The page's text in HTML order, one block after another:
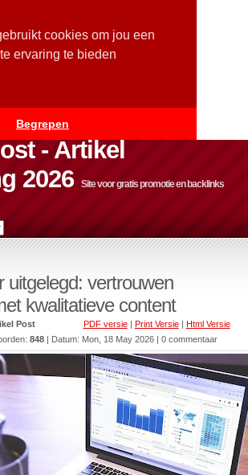
cookies om jou een
ervaring te bieden
Begrepen
- Artikel
2026
Site voor gratis promotie en backlinks
uitgelegd: vertrouwen
kwalitatieve content
PDF versie| Print Versie| Html Versie
Post
848 | Datum: Mon, 18 May 2026 | 0 commentaar